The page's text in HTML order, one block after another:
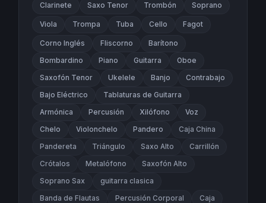
Clarinete Saxo Tenor Trombón Soprano
Viola Trompa Tuba Cello Fagot
Corno Inglés Fliscorno Barítono
Bombardino Piano Guitarra Oboe
Saxofón Tenor Ukelele Banjo Contrabajo
Bajo Eléctrico Tablaturas de Guitarra
Armónica Percusión Xilófono Voz
Chelo Violonchelo Pandero Caja China
Pandereta Triángulo Saxo Alto Carrillón
Crótalos Metalófono Saxofón Alto
Soprano Sax guitarra clasica
Banda de Flautas Percusión Corporal Caja